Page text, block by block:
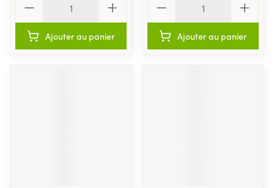
Ajouter au panier Ajouter au panier